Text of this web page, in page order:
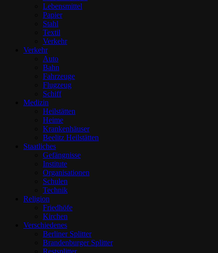
Lebensmittel
Papier
Stahl
Textil
Verkehr
Verkehr
Auto
Bahn
Fahrzeuge
Flugzeug
Schiff
Medizin
Heilstätten
Heime
Krankenhäuser
Beelitz Heilstätten
Staatliches
Gefängnisse
Institute
Organisationen
Schulen
Technik
Religion
Friedhöfe
Kirchen
Verschiedenes
Berliner Splitter
Brandenburger Splitter
Restsplitter